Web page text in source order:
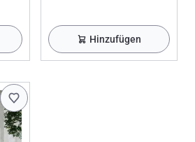
Hinzufügen